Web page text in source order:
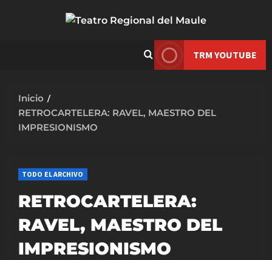
TRM YOUTUBE
Inicio
RETROCARTELERA: RAVEL, MAESTRO DEL
IMPRESIONISMO
TODO EL ARCHIVO
RETROCARTELERA:
RAVEL, MAESTRO DEL
IMPRESIONISMO